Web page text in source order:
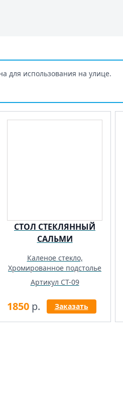
для использования на улице.
СТОЛ СТЕКЛЯННЫЙ
САЛЬМИ
Каленое стекло,
Хромированное подстолье
Артикул СТ-09
1850 р. Заказать